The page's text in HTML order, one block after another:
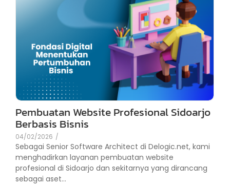
Pembuatan Website Profesional Sidoarjo
Berbasis Bisnis
04/02/2026 /
Sebagai Senior Software Architect di Delogic.net, kami
menghadirkan layanan pembuatan website
profesional di Sidoarjo dan sekitarnya yang dirancang
sebagai aset...